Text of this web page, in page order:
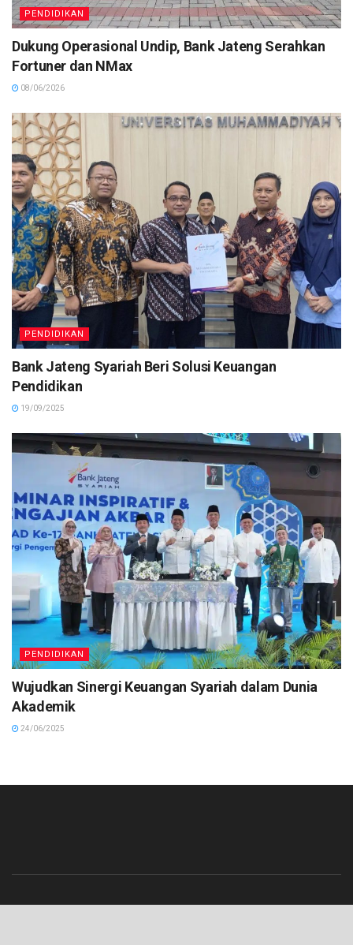
PENDIDIKAN
Dukung Operasional Undip, Bank Jateng Serahkan
Fortuner dan NMax
08/06/2026
PENDIDIKAN
Bank Jateng Syariah Beri Solusi Keuangan
Pendidikan
19/09/2025
PENDIDIKAN
Wujudkan Sinergi Keuangan Syariah dalam Dunia
Akademik
24/06/2025